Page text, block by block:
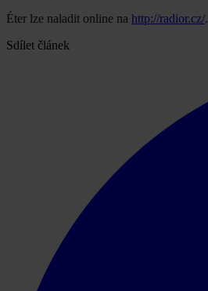
Éter lze naladit online na http://radior.cz/.
Sdílet článek